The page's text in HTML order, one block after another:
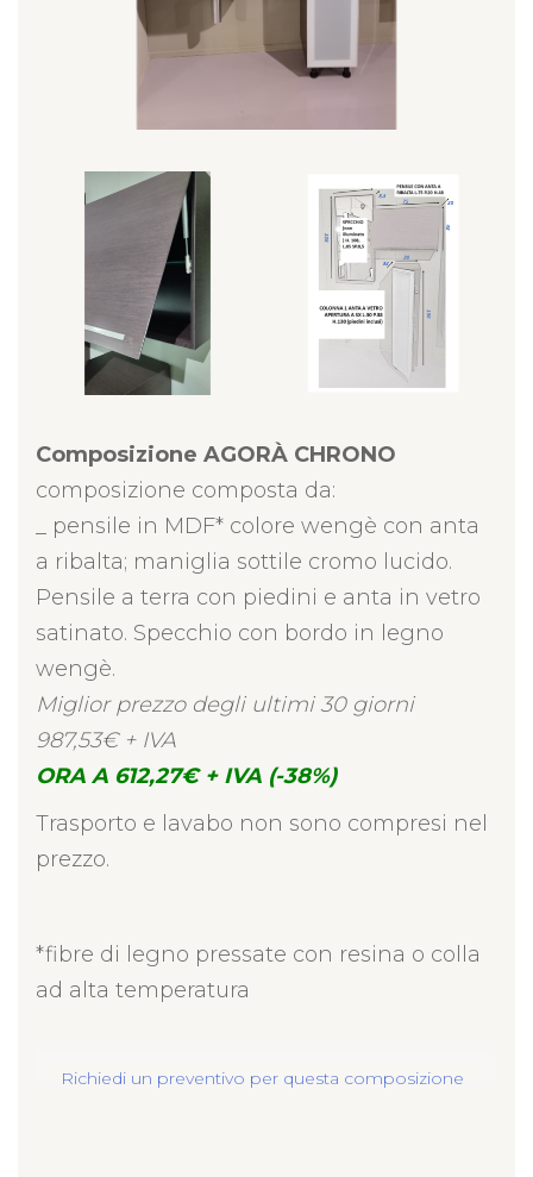
Composizione AGORÀ CHRONO
composizione composta da:
_ pensile in MDF* colore wengè con anta
a ribalta; maniglia sottile cromo lucido.
Pensile a terra con piedini e anta in vetro
satinato. Specchio con bordo in legno
wengè.
Miglior prezzo degli ultimi 30 giorni
987,53€ + IVA
ORA A 612,27€ + IVA (-38%)
Trasporto e lavabo non sono compresi nel
prezzo.
*fibre di legno pressate con resina o colla
ad alta temperatura
Richiedi un preventivo per questa composizione